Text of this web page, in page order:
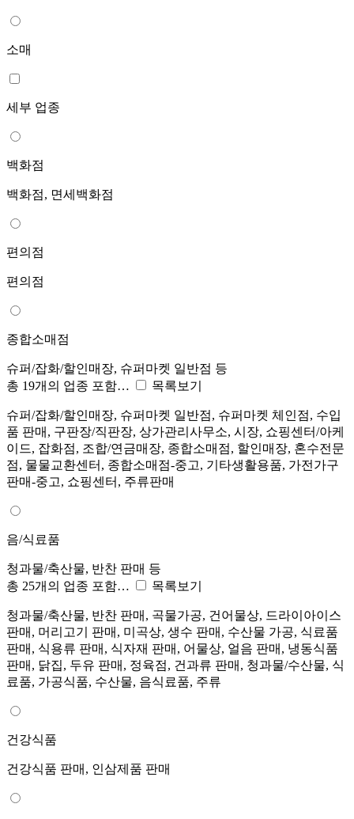
소매
세부 업종
백화점
백화점, 면세백화점
편의점
편의점
종합소매점
슈퍼/잡화/할인매장, 슈퍼마켓 일반점 등
총 19개의 업종 포함…
목록보기
슈퍼/잡화/할인매장, 슈퍼마켓 일반점, 슈퍼마켓 체인점, 수입
품 판매, 구판장/직판장, 상가관리사무소, 시장, 쇼핑센터/아케
이드, 잡화점, 조합/연금매장, 종합소매점, 할인매장, 혼수전문
점, 물물교환센터, 종합소매점-중고, 기타생활용품, 가전가구
판매-중고, 쇼핑센터, 주류판매
음/식료품
청과물/축산물, 반찬 판매 등
총 25개의 업종 포함…
목록보기
청과물/축산물, 반찬 판매, 곡물가공, 건어물상, 드라이아이스
판매, 머리고기 판매, 미곡상, 생수 판매, 수산물 가공, 식료품
판매, 식용류 판매, 식자재 판매, 어물상, 얼음 판매, 냉동식품
판매, 닭집, 두유 판매, 정육점, 건과류 판매, 청과물/수산물, 식
료품, 가공식품, 수산물, 음식료품, 주류
건강식품
건강식품 판매, 인삼제품 판매